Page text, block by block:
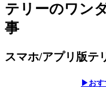
テリーのワン
事
スマホ/アプリ版テ
▶おす